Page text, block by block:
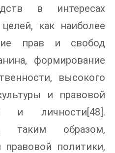
в интересах
как наиболее
прав и свобод
формирование
высокого
и правовой
и личности[48].
таким образом,
правовой политики,